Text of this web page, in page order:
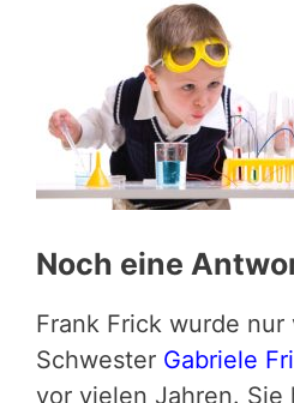
Noch eine
Frank Frick wurde nur
Schwester Gabriele
vor vielen Jahren. Sie